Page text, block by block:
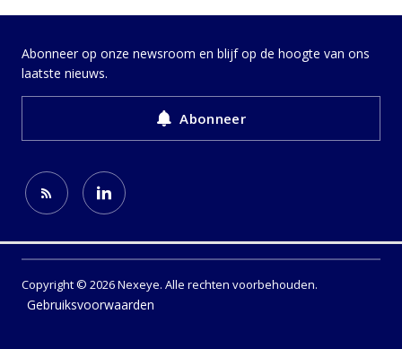
Abonneer op onze newsroom en blijf op de hoogte van ons
laatste nieuws.
Abonneer
Copyright © 2026 Nexeye. Alle rechten voorbehouden.
Gebruiksvoorwaarden